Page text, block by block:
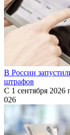
В России
штрафов
С 1 сентября 2026
026